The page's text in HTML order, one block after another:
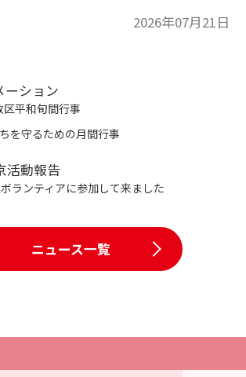
2026年07月21日
ーション
平和旬間行事
を守るための月間行事
活動報告
ランティアに参加して来ました
ニュース一覧